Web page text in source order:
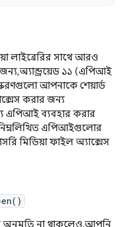
লাইব্রেরির সাথে আরও
অ্যান্ড্রয়েড ১১ (এপিআই
আপনাকে শেয়ার্ড
করার জন্য
এপিআই ব্যবহার করার
এপিআইগুলোর
মিডিয়া ফাইল অ্যাক্সেস
অনুমতি না থাকলেও, আপনি